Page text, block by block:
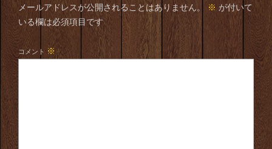
メールアドレスが公開されることはありません。 ※ が付いて
いる欄は必須項目です
コメント ※